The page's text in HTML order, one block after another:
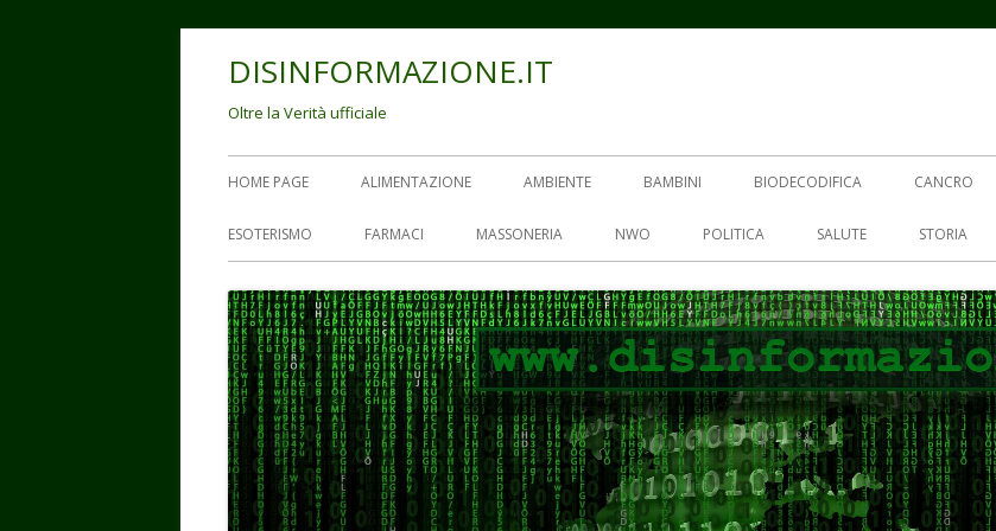
DISINFORMAZIONE.IT
Oltre la Verità ufficiale
Menu
principale
HOME PAGE ALIMENTAZIONE AMBIENTE BAMBINI BIODECODIFICA CANCRO
ESOTERISMO FARMACI MASSONERIA NWO POLITICA SALUTE STORIA